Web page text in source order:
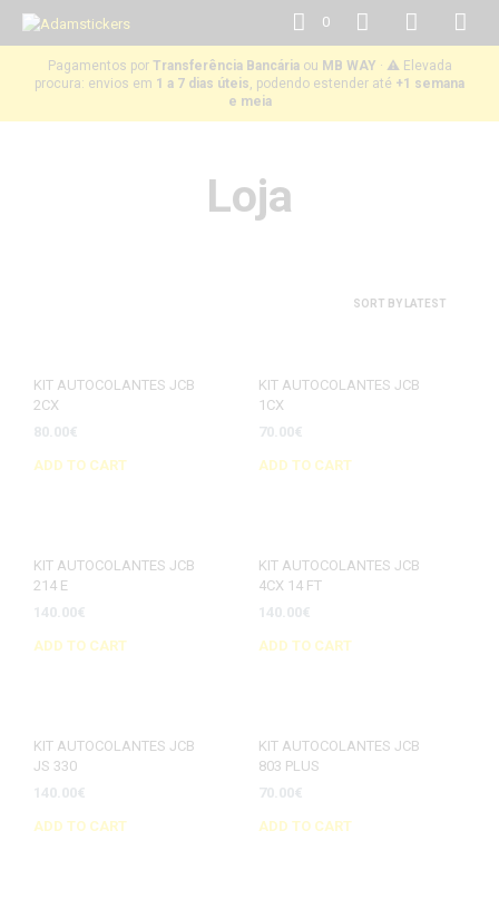
Pagamentos por Transferência Bancáriaou MB WAY · ⚠️ Elevada
procura: envios em 1 a 7 dias úteis, podendo estender até +1 semana
e meia
0
Loja
KIT AUTOCOLANTES JCB
2CX
80.00€
ADD TO CART
KIT AUTOCOLANTES JCB
1CX
70.00€
ADD TO CART
KIT AUTOCOLANTES JCB
214 E
140.00€
ADD TO CART
KIT AUTOCOLANTES JCB
4CX 14 FT
140.00€
ADD TO CART
KIT AUTOCOLANTES JCB
JS 330
140.00€
ADD TO CART
KIT AUTOCOLANTES JCB
803 PLUS
70.00€
ADD TO CART